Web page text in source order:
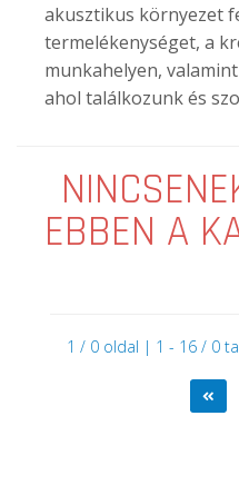
akusztikus környezet
termelékenységet, a
munkahelyen,
ahol találkozunk és
EBBEN A
1 / 0 oldal | 1 - 16 / 0